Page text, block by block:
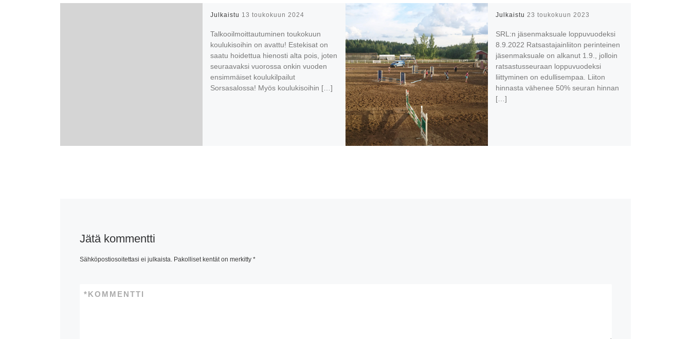
Julkaistu 13 toukokuun 2024
Talkooilmoittautuminen toukokuun
koulukisoihin on avattu! Estekisat on
saatu hoidettua hienosti alta pois, joten
seuraavaksi vuorossa onkin vuoden
ensimmäiset koulukilpailut
Sorsasalossa! Myös koulukisoihin […]
Julkaistu 23 toukokuun 2023
SRL:n jäsenmaksuale loppuvuodeksi
8.9.2022 Ratsastajainliiton perinteinen
jäsenmaksuale on alkanut 1.9., jolloin
ratsastusseuraan loppuvuodeksi
liittyminen on edullisempaa. Liiton
hinnasta vähenee 50% seuran hinnan
[…]
Jätä kommentti
Sähköpostiosoitettasi ei julkaista. Pakolliset kentät on merkitty *
KOMMENTTI
*